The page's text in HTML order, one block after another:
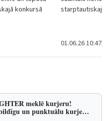
konkursā
starptautiskajā
01.06.26 10:47|
meklē kurjeru!
un punktuālu kurje…